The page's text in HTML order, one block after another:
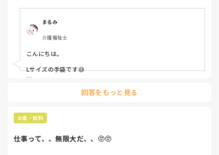
など、皆さん独自のものを教えていただければ幸いです。
私の場合はいつでも両替できるように、千円札10枚と小銭を
多めに持つようにしています。
皆さんのご回答、お待ちしています！
まるみ
介護福祉士
こんにちは。
Lサイズの手袋です😅
回答をもっと見る
お金・給料
仕事って、、無限大だ、、🫥🫥